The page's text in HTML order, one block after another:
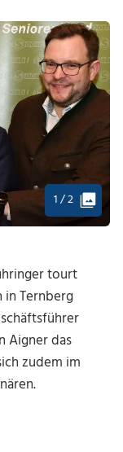
1 / 2
tourt
Ternberg
Aigner das
zudem im